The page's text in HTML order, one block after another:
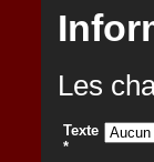
Les
Texte
*